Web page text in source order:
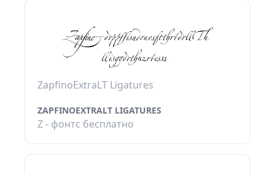
ZapfinoExtraLT Ligatures
ZAPFINOEXTRALT LIGATURES
Z - фонтс бесплатно